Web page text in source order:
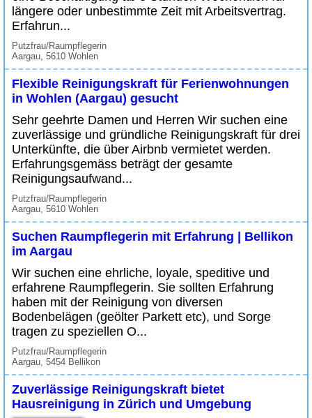
längere oder unbestimmte Zeit mit Arbeitsvertrag.
Erfahrun...
Putzfrau/Raumpflegerin
Aargau, 5610 Wohlen
Flexible Reinigungskraft für Ferienwohnungen
in Wohlen (Aargau) gesucht
Sehr geehrte Damen und Herren Wir suchen eine
zuverlässige und gründliche Reinigungskraft für drei
Unterkünfte, die über Airbnb vermietet werden.
Erfahrungsgemäss beträgt der gesamte
Reinigungsaufwand...
Putzfrau/Raumpflegerin
Aargau, 5610 Wohlen
Suchen Raumpflegerin mit Erfahrung | Bellikon
im Aargau
Wir suchen eine ehrliche, loyale, speditive und
erfahrene Raumpflegerin. Sie sollten Erfahrung
haben mit der Reinigung von diversen
Bodenbelägen (geölter Parkett etc), und Sorge
tragen zu speziellen O...
Putzfrau/Raumpflegerin
Aargau, 5454 Bellikon
Zuverlässige Reinigungskraft bietet
Hausreinigung in Zürich und Umgebung